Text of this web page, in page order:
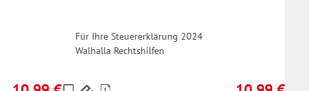
Für Ihre Steuererklärung 2024
Walhalla Rechtshilfen
Preise